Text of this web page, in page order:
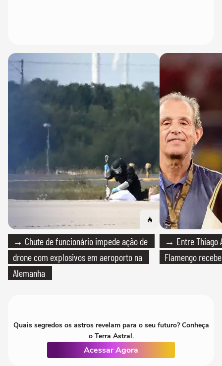
→ Chute de funcionário impede ação de
drone com explosivos em aeroporto na
Alemanha
→ Entre Thiago
Flamengo
Quais segredos os astros revelam para o seu futuro? Conheça
o Terra Astral.
Acessar Agora